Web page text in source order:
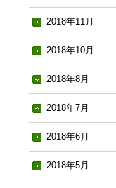
2018年11月
2018年10月
2018年8月
2018年7月
2018年6月
2018年5月